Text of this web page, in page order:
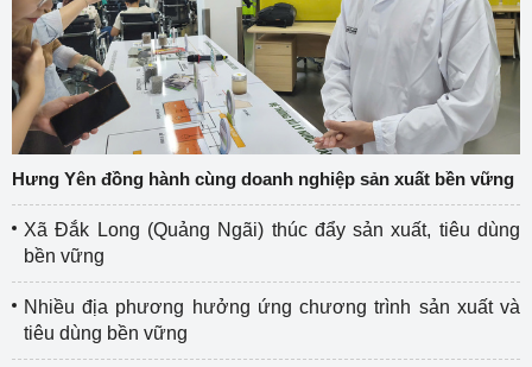
Hưng Yên đồng hành cùng doanh nghiệp sản xuất bền vững
Xã Đắk Long (Quảng Ngãi) thúc đẩy sản xuất, tiêu dùng
bền vững
Nhiều địa phương hưởng ứng chương trình sản xuất và
tiêu dùng bền vững